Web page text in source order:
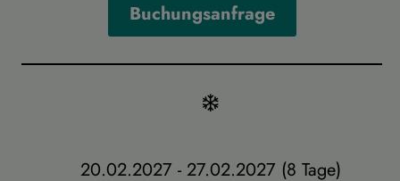
Buchungsanfrage
20.02.2027 - 27.02.2027 (8 Tage)